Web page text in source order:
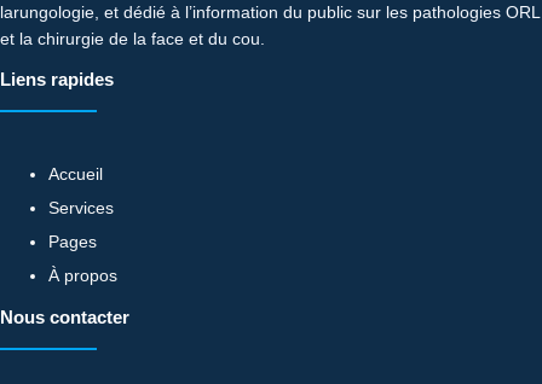
larungologie, et dédié à l’information du public sur les pathologies ORL
et la chirurgie de la face et du cou.
Liens rapides
Accueil
Services
Pages
À propos
Nous contacter